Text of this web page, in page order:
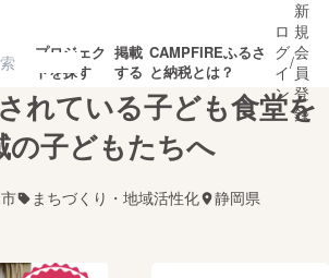
プロジェク
トを探す
注目の新着プロ
ェクト
募集終了が近いプ
ロジェクト
されます
掲載
する
CAMPFIREふるさ
と納税とは？
ロ
グ
イ
ン
/
新
規
会
員
登
録
れている子ども食堂を
の子どもたちへ
まちづくり・地域活性化 静岡県